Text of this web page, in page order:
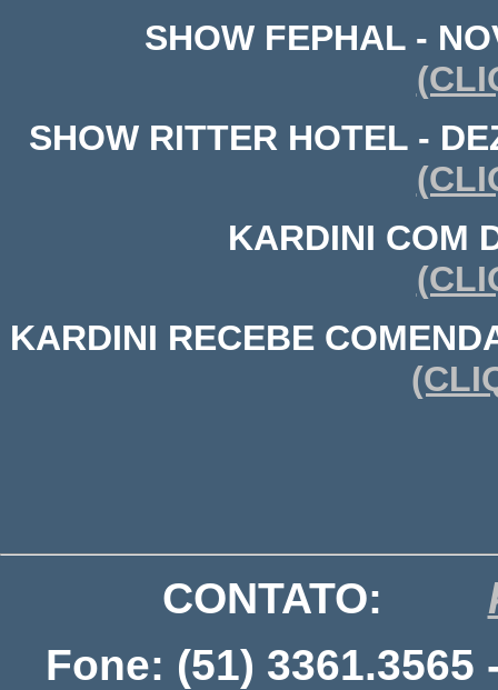
SHOW FEPHAL -
SHOW RITTER HOTEL -
KARDINI COM
KARDINI RECEBE
CONTATO:
Fone: (51) 3361.3565